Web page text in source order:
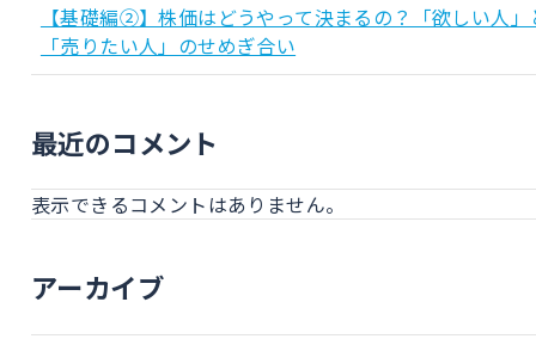
【基礎編②】株価はどうやって決まるの？「欲しい人」
「売りたい人」のせめぎ合い
最近のコメント
表示できるコメントはありません。
アーカイブ